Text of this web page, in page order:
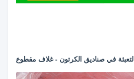
التعبئة في صناديق الكرتون - غلاف مقطوع